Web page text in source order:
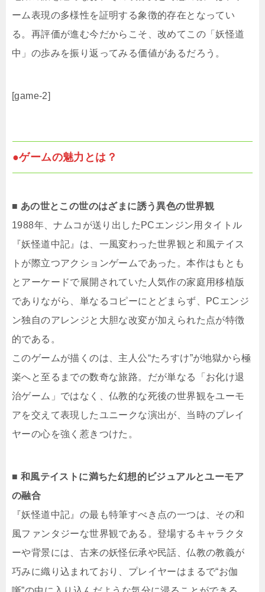
ーム表現の多様性を証明する象徴的存在となってい
る。再評価が進む今だからこそ、改めてこの「妖怪道
中」の歩みを振り返ってみる価値があるだろう。
[game-2]
●ゲームの魅力とは？
■ あの世とこの世のはざまに誘う異色の世界観
1988年、ナムコが送り出したPCエンジン用タイトル
『妖怪道中記』は、一風変わった世界観と和風テイス
トが際立つアクションゲームであった。本作はもとも
とアーケードで展開されていた人気作の家庭用移植版
でありながら、単なるコピーにとどまらず、PCエンジ
ン独自のアレンジと大胆な改変が加えられた点が特徴
的である。
このゲームが描くのは、主人公“たろすけ”が地獄から極
楽へと至るまでの数奇な旅路。だが単なる「お化け退
治ゲーム」ではなく、仏教的な死後の世界観をユーモ
アを交えて表現したユニークな演出が、当時のプレイ
ヤーの心を強く惹きつけた。
■ 和風テイストに満ちた幻想的ビジュアルとユーモア
の融合
『妖怪道中記』の最も特筆すべき点の一つは、その和
風ファンタジーな世界観である。登場するキャラクタ
ーや背景には、古来の妖怪伝承や民話、仏教の教義が
巧みに織り込まれており、プレイヤーはまるで“お伽